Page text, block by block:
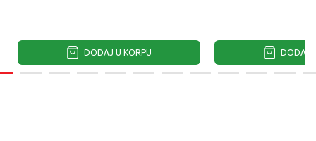
DODAJ U KORPU DODAJ